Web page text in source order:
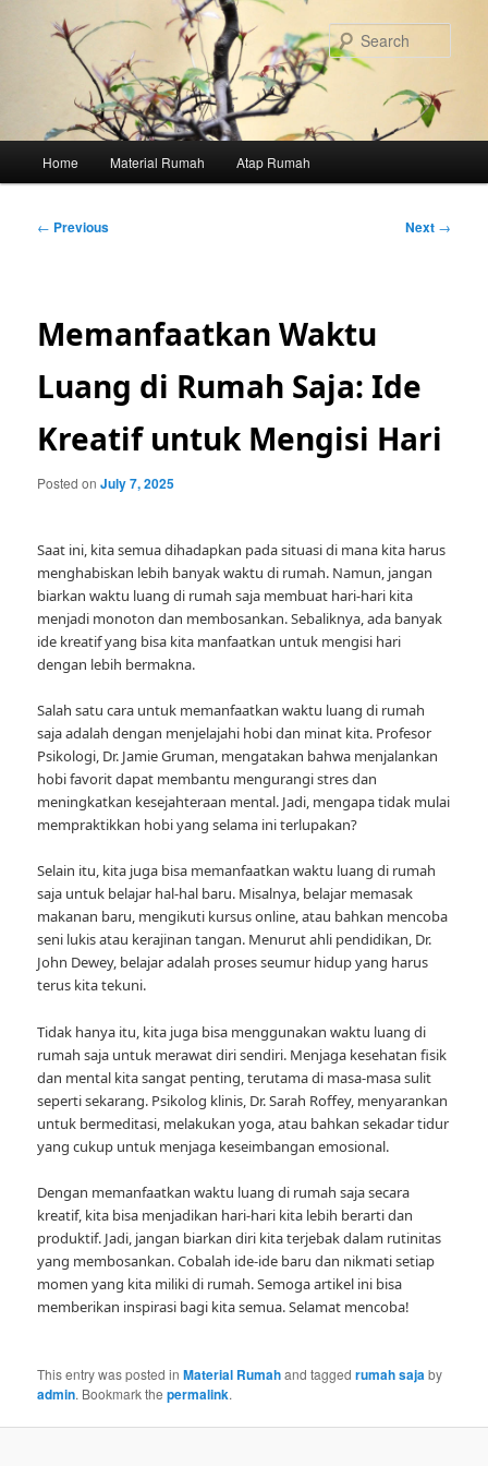
Home Material Rumah Atap Rumah
Post
← Previous Next →
Memanfaatkan Waktu
Luang di Rumah Saja: Ide
Kreatif untuk Mengisi Hari
Posted onJuly 7, 2025
Saat ini, kita semua dihadapkan pada situasi di mana kita harus
menghabiskan lebih banyak waktu di rumah. Namun, jangan
biarkan waktu luang di rumah saja membuat hari-hari kita
menjadi monoton dan membosankan. Sebaliknya, ada banyak
ide kreatif yang bisa kita manfaatkan untuk mengisi hari
dengan lebih bermakna.
Salah satu cara untuk memanfaatkan waktu luang di rumah
saja adalah dengan menjelajahi hobi dan minat kita. Profesor
Psikologi, Dr. Jamie Gruman, mengatakan bahwa menjalankan
hobi favorit dapat membantu mengurangi stres dan
meningkatkan kesejahteraan mental. Jadi, mengapa tidak mulai
mempraktikkan hobi yang selama ini terlupakan?
Selain itu, kita juga bisa memanfaatkan waktu luang di rumah
saja untuk belajar hal-hal baru. Misalnya, belajar memasak
makanan baru, mengikuti kursus online, atau bahkan mencoba
seni lukis atau kerajinan tangan. Menurut ahli pendidikan, Dr.
John Dewey, belajar adalah proses seumur hidup yang harus
terus kita tekuni.
Tidak hanya itu, kita juga bisa menggunakan waktu luang di
rumah saja untuk merawat diri sendiri. Menjaga kesehatan fisik
dan mental kita sangat penting, terutama di masa-masa sulit
seperti sekarang. Psikolog klinis, Dr. Sarah Roffey, menyarankan
untuk bermeditasi, melakukan yoga, atau bahkan sekadar tidur
yang cukup untuk menjaga keseimbangan emosional.
Dengan memanfaatkan waktu luang di rumah saja secara
kreatif, kita bisa menjadikan hari-hari kita lebih berarti dan
produktif. Jadi, jangan biarkan diri kita terjebak dalam rutinitas
yang membosankan. Cobalah ide-ide baru dan nikmati setiap
momen yang kita miliki di rumah. Semoga artikel ini bisa
memberikan inspirasi bagi kita semua. Selamat mencoba!
This entry was posted inMaterial Rumahand taggedrumah sajaby
admin. Bookmark thepermalink.